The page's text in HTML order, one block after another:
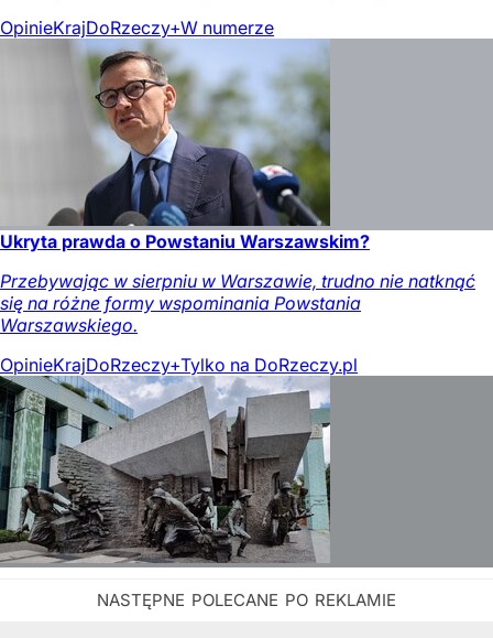
OpinieKrajDoRzeczy+W numerze
Ukryta prawda o Powstaniu Warszawskim?
Przebywając w sierpniu w Warszawie, trudno nie natknąć
się na różne formy wspominania Powstania
Warszawskiego.
OpinieKrajDoRzeczy+Tylko na DoRzeczy.pl